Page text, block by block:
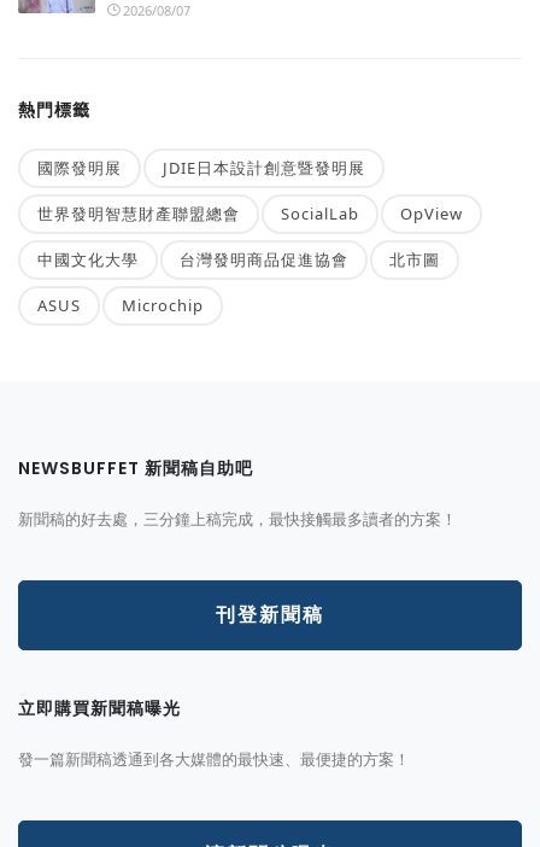
2026/08/07
熱門標籤
國際發明展 JDIE日本設計創意暨發明展
世界發明智慧財產聯盟總會 SocialLab OpView
中國文化大學 台灣發明商品促進協會 北市圖
ASUS Microchip
NEWSBUFFET 新聞稿自助吧
新聞稿的好去處，三分鐘上稿完成，最快接觸最多讀者的方案！
刊登新聞稿
立即購買新聞稿曝光
發一篇新聞稿透通到各大媒體的最快速、最便捷的方案！